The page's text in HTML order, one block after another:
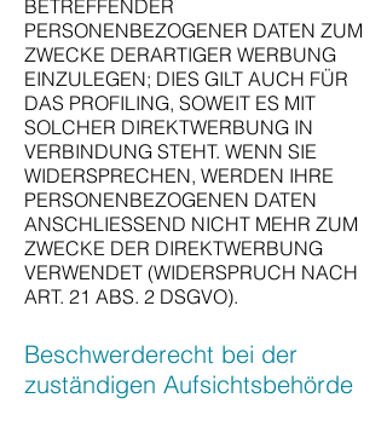
BETREFFENDER
PERSONENBEZOGENER DATEN ZUM
ZWECKE DERARTIGER WERBUNG
EINZULEGEN; DIES GILT AUCH FÜR
DAS PROFILING, SOWEIT ES MIT
SOLCHER DIREKTWERBUNG IN
VERBINDUNG STEHT. WENN SIE
WIDERSPRECHEN, WERDEN IHRE
PERSONENBEZOGENEN DATEN
ANSCHLIESSEND NICHT MEHR ZUM
ZWECKE DER DIREKTWERBUNG
VERWENDET (WIDERSPRUCH NACH
ART. 21 ABS. 2 DSGVO).
Beschwerderecht bei der
zuständigen Aufsichtsbehörde